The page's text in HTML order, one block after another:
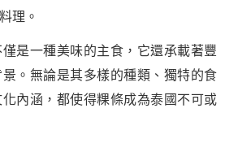
理。
是一種美味的主食，它還承載著豐
。無論是其多樣的種類、獨特的食
內涵，都使得粿條成為泰國不可或